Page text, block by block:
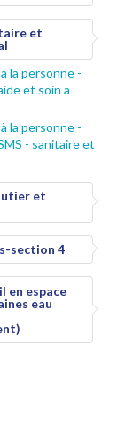
et
la personne -
et soin a
la personne -
- sanitaire et
et
section 4
en espace
eau